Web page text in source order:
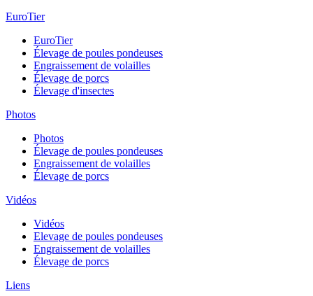
EuroTier
EuroTier
Élevage de poules pondeuses
Engraissement de volailles
Élevage de porcs
Élevage d'insectes
Photos
Photos
Élevage de poules pondeuses
Engraissement de volailles
Élevage de porcs
Vidéos
Vidéos
Elevage de poules pondeuses
Engraissement de volailles
Élevage de porcs
Liens